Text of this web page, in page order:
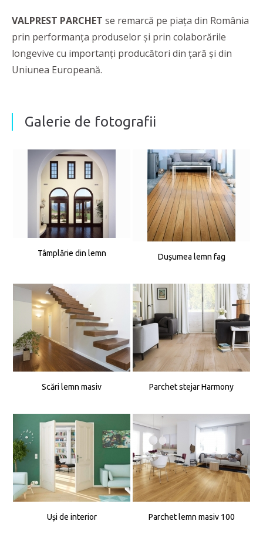
VALPREST PARCHET se remarcă pe piața din România
prin performanţa produselor și prin colaborările
longevive cu importanți producători din țară și din
Uniunea Europeană.
Galerie de fotografii
Tâmplărie din lemn Dușumea lemn fag
Scări lemn masiv Parchet stejar Harmony
Uși de interior Parchet lemn masiv 100